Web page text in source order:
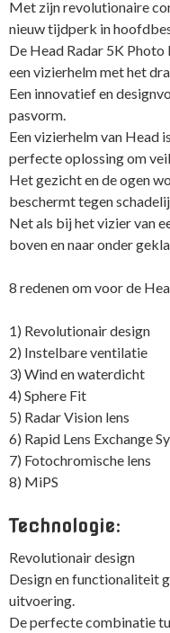
Met zijn revolutionaire
nieuw tijdperk in
De Head Radar 5K
een vizierhelm met het
Een innovatief en
pasvorm.
Een vizierhelm van Head
perfecte oplossing om
Het gezicht en de ogen
beschermt tegen
Net als bij het vizier van
boven en naar onder
8 redenen om voor de
1) Revolutionair design
2) Instelbare ventilatie
3) Wind en waterdicht
4) Sphere Fit
5) Radar Vision lens
6) Rapid Lens Exchange
7) Fotochromische lens
8) MiPS
Technologie:
Revolutionair design
Design en functionaliteit
uitvoering.
De perfecte combinatie